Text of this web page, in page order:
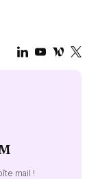
mail !